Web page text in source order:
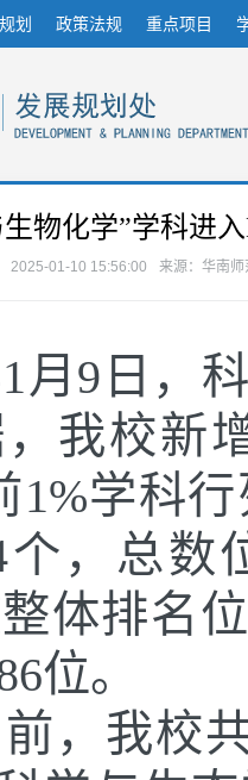
划 政策法规 重点项目
物化学”学科进
2025-01-10 15:56:00 来源：华南
月9日，
我校新
1%学科
个，总数
体排名
位。
，我校